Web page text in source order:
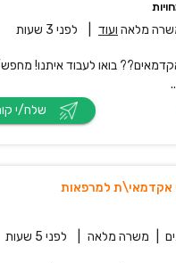
מלאה ועוד לפני 3 שעות
אקדמאים?? בואו לעבוד איתנו!
אקדמאי\ת למרפאות
משרה מלאה לפני 5 שעות